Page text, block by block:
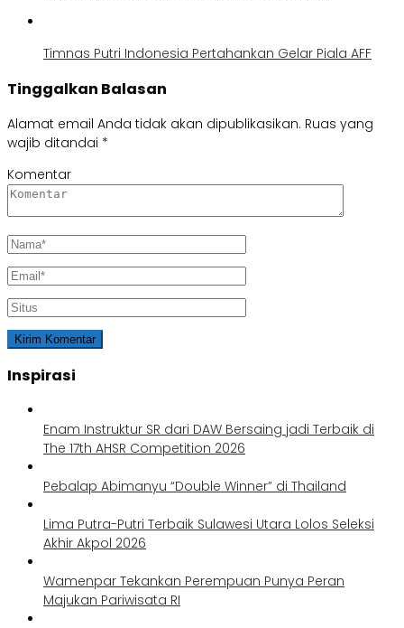
Timnas Putri Indonesia Pertahankan Gelar Piala AFF
Tinggalkan Balasan
Alamat email Anda tidak akan dipublikasikan. Ruas yang
wajib ditandai *
Komentar
Inspirasi
Enam Instruktur SR dari DAW Bersaing jadi Terbaik di
The 17th AHSR Competition 2026
Pebalap Abimanyu “Double Winner” di Thailand
Lima Putra-Putri Terbaik Sulawesi Utara Lolos Seleksi
Akhir Akpol 2026
Wamenpar Tekankan Perempuan Punya Peran
Majukan Pariwisata RI